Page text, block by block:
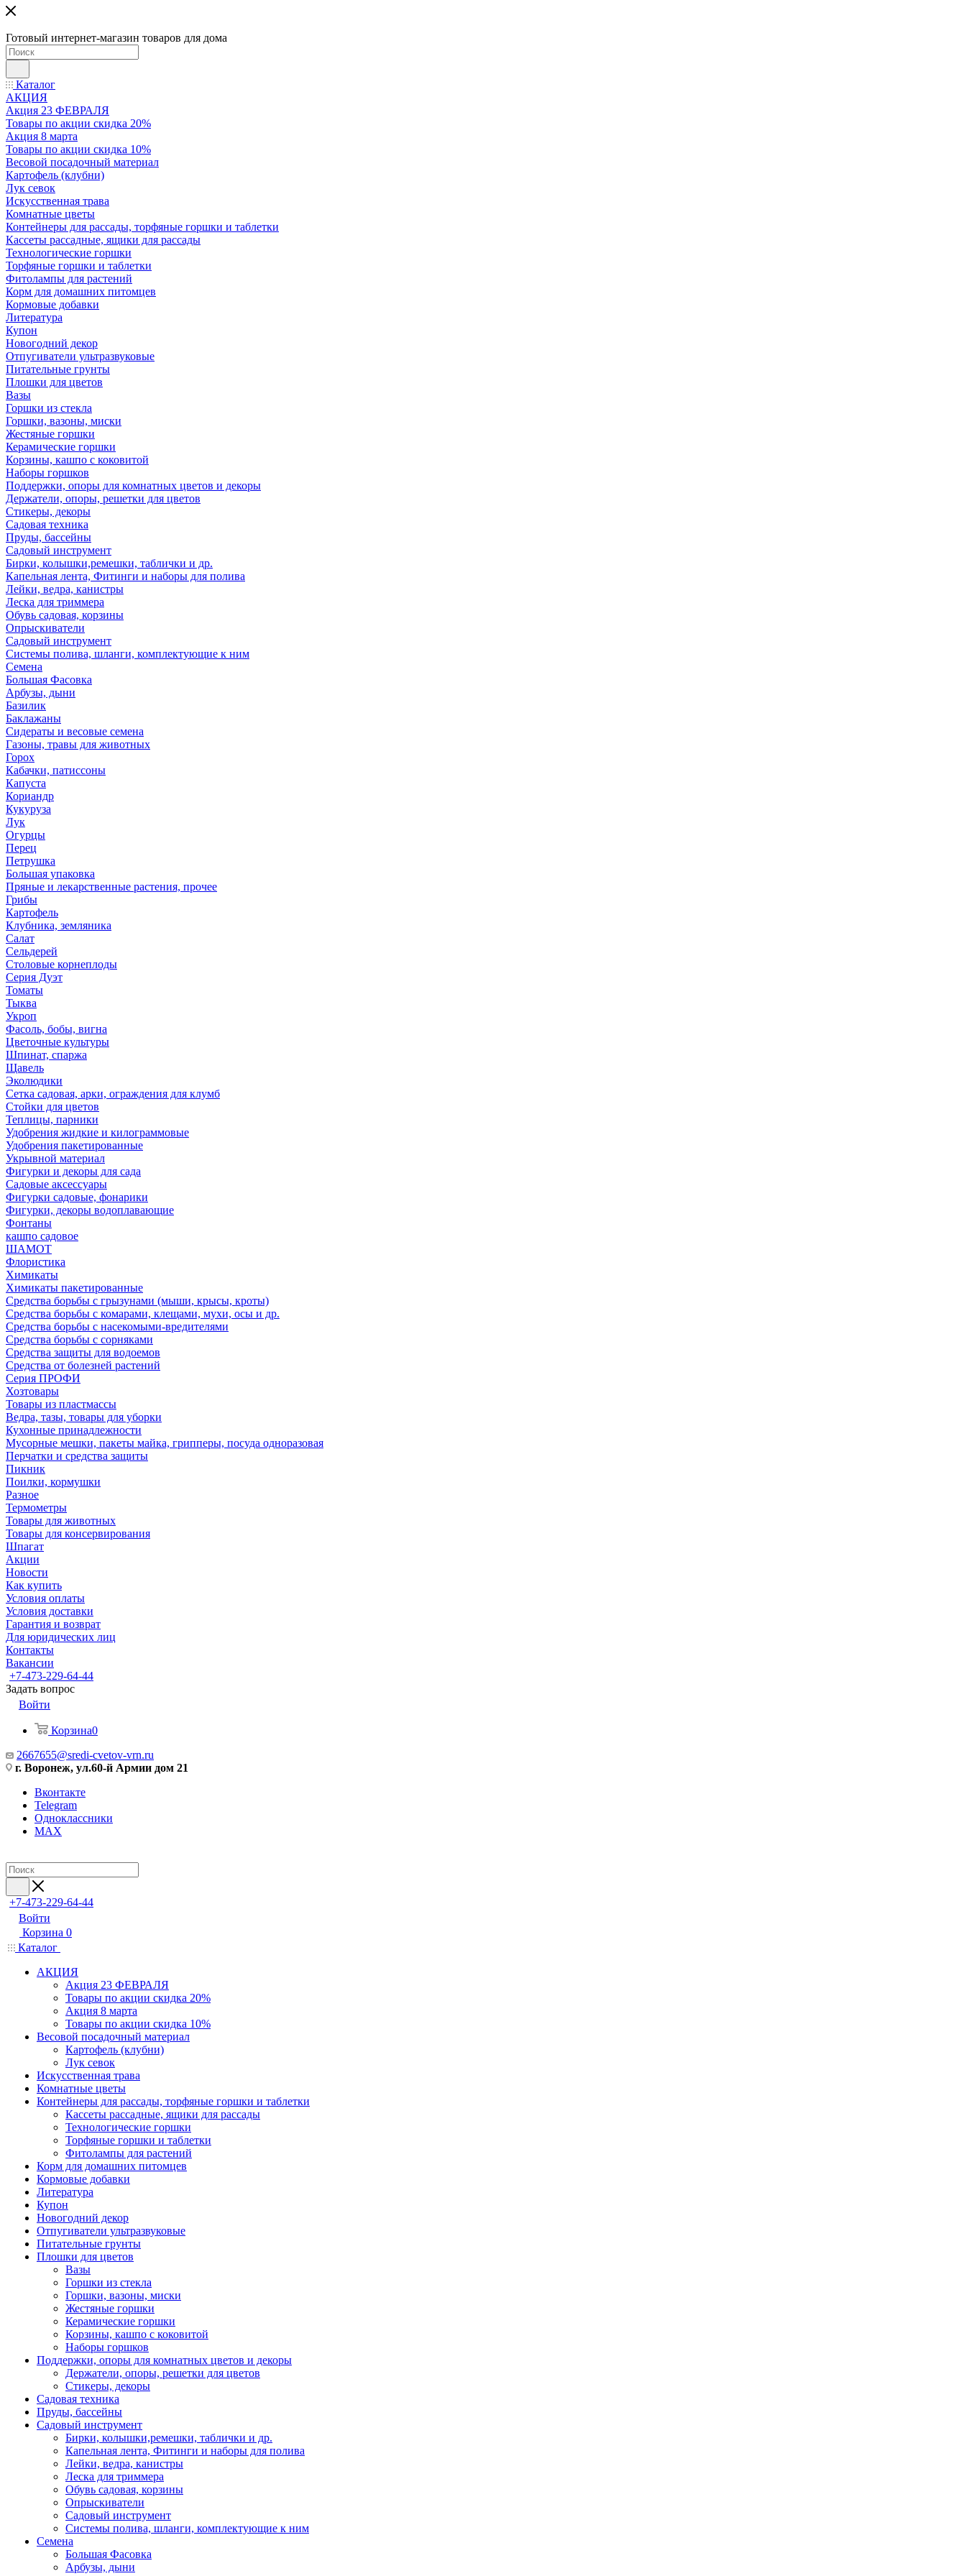
Готовый интернет-магазин товаров для дома
Каталог
АКЦИЯ
Акция 23 ФЕВРАЛЯ
Товары по акции скидка 20%
Акция 8 марта
Товары по акции скидка 10%
Весовой посадочный материал
Картофель (клубни)
Лук севок
Искусственная трава
Комнатные цветы
Контейнеры для рассады, торфяные горшки и таблетки
Кассеты рассадные, ящики для рассады
Технологические горшки
Торфяные горшки и таблетки
Фитолампы для растений
Корм для домашних питомцев
Кормовые добавки
Литература
Купон
Новогодний декор
Отпугиватели ультразвуковые
Питательные грунты
Плошки для цветов
Вазы
Горшки из стекла
Горшки, вазоны, миски
Жестяные горшки
Керамические горшки
Корзины, кашпо с коковитой
Наборы горшков
Поддержки, опоры для комнатных цветов и декоры
Держатели, опоры, решетки для цветов
Стикеры, декоры
Садовая техника
Пруды, бассейны
Садовый инструмент
Бирки, колышки,ремешки, таблички и др.
Капельная лента, Фитинги и наборы для полива
Лейки, ведра, канистры
Леска для триммера
Обувь садовая, корзины
Опрыскиватели
Садовый инструмент
Системы полива, шланги, комплектующие к ним
Семена
Большая Фасовка
Арбузы, дыни
Базилик
Баклажаны
Сидераты и весовые семена
Газоны, травы для животных
Горох
Кабачки, патиссоны
Капуста
Кориандр
Кукуруза
Лук
Огурцы
Перец
Петрушка
Большая упаковка
Пряные и лекарственные растения, прочее
Грибы
Картофель
Клубника, земляника
Салат
Сельдерей
Столовые корнеплоды
Серия Дуэт
Томаты
Тыква
Укроп
Фасоль, бобы, вигна
Цветочные культуры
Шпинат, спаржа
Щавель
Эколюдики
Сетка садовая, арки, ограждения для клумб
Стойки для цветов
Теплицы, парники
Удобрения жидкие и килограммовые
Удобрения пакетированные
Укрывной материал
Фигурки и декоры для сада
Садовые аксессуары
Фигурки садовые, фонарики
Фигурки, декоры водоплавающие
Фонтаны
кашпо садовое
ШАМОТ
Флористика
Химикаты
Химикаты пакетированные
Средства борьбы с грызунами (мыши, крысы, кроты)
Средства борьбы с комарами, клещами, мухи, осы и др.
Средства борьбы с насекомыми-вредителями
Средства борьбы с сорняками
Средства защиты для водоемов
Средства от болезней растений
Серия ПРОФИ
Хозтовары
Товары из пластмассы
Ведра, тазы, товары для уборки
Кухонные принадлежности
Мусорные мешки, пакеты майка, грипперы, посуда одноразовая
Перчатки и средства защиты
Пикник
Поилки, кормушки
Разное
Термометры
Товары для животных
Товары для консервирования
Шпагат
Акции
Новости
Как купить
Условия оплаты
Условия доставки
Гарантия и возврат
Для юридических лиц
Контакты
Вакансии
+7-473-229-64-44
Задать вопрос
Войти
Корзина0
2667655@sredi-cvetov-vrn.ru
г. Воронеж, ул.60-й Армии дом 21
Вконтакте
Telegram
Одноклассники
MAX
+7-473-229-64-44
Войти
Корзина 0
Каталог
АКЦИЯ
Акция 23 ФЕВРАЛЯ
Товары по акции скидка 20%
Акция 8 марта
Товары по акции скидка 10%
Весовой посадочный материал
Картофель (клубни)
Лук севок
Искусственная трава
Комнатные цветы
Контейнеры для рассады, торфяные горшки и таблетки
Кассеты рассадные, ящики для рассады
Технологические горшки
Торфяные горшки и таблетки
Фитолампы для растений
Корм для домашних питомцев
Кормовые добавки
Литература
Купон
Новогодний декор
Отпугиватели ультразвуковые
Питательные грунты
Плошки для цветов
Вазы
Горшки из стекла
Горшки, вазоны, миски
Жестяные горшки
Керамические горшки
Корзины, кашпо с коковитой
Наборы горшков
Поддержки, опоры для комнатных цветов и декоры
Держатели, опоры, решетки для цветов
Стикеры, декоры
Садовая техника
Пруды, бассейны
Садовый инструмент
Бирки, колышки,ремешки, таблички и др.
Капельная лента, Фитинги и наборы для полива
Лейки, ведра, канистры
Леска для триммера
Обувь садовая, корзины
Опрыскиватели
Садовый инструмент
Системы полива, шланги, комплектующие к ним
Семена
Большая Фасовка
Арбузы, дыни